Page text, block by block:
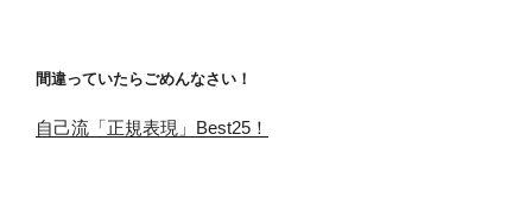
間違っていたらごめんなさい！
自己流「正規表現」Best25！